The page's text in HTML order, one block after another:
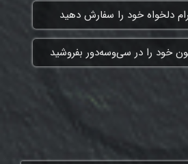
دلخواه خود را سفارش دهید
خود را در سی‌وسه‌دور بفروشید